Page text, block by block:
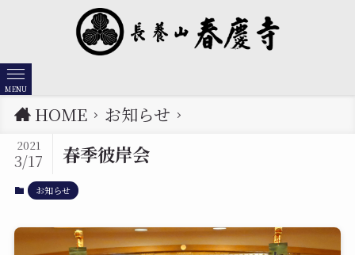
MENU
HOME お知らせ
春季彼岸会
2021
3/17
お知らせ